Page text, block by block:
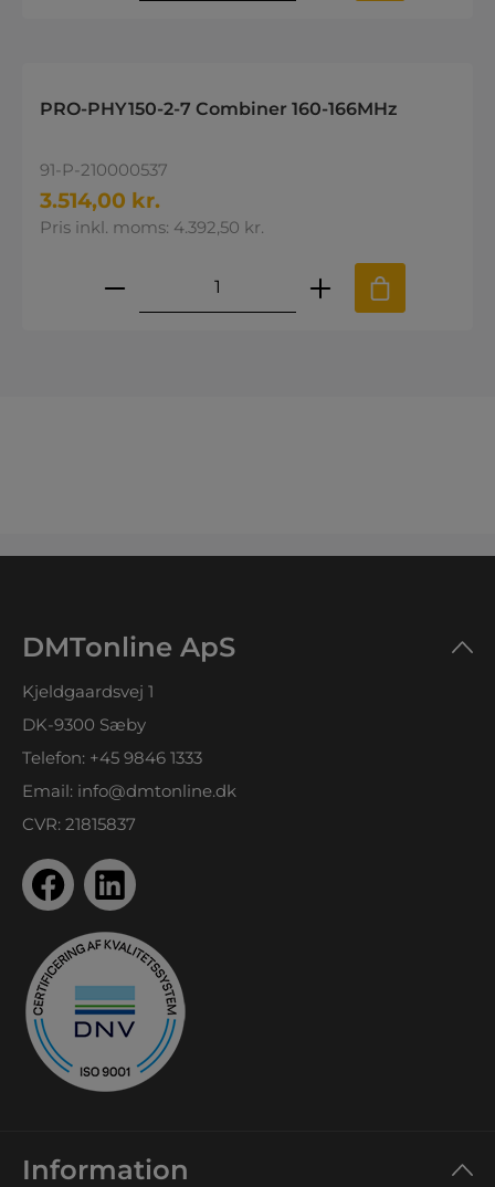
PRO-PHY150-2-7 Combiner 160-166MHz
91-P-210000537
3.514,00 kr.
Pris inkl. moms: 4.392,50 kr.
Produktmængde: Indtast den
DMTonline ApS
Kjeldgaardsvej 1
DK-9300 Sæby
Telefon: +45 9846 1333
Email: info@dmtonline.dk
CVR: 21815837
Information